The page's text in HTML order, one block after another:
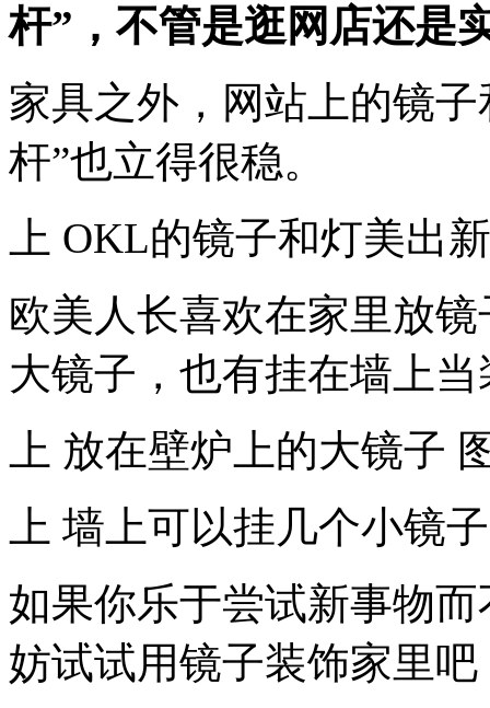
杆”，不管是逛网店还是
家具之外，网站上的镜
杆”也立得很稳。
上 OKL的镜子和灯美出
欧美人长喜欢在家里放
大镜子，也有挂在墙上
上 放在壁炉上的大镜子
上 墙上可以挂几个小镜
如果你乐于尝试新事物
妨试试用镜子装饰家里